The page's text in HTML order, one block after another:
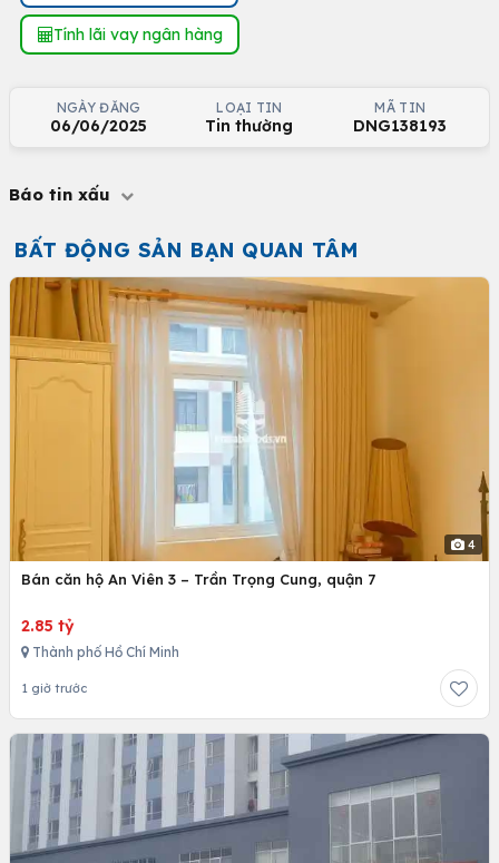
Tính lãi vay ngân hàng
NGÀY ĐĂNG
06/06/2025
LOẠI TIN
Tin thường
MÃ TIN
DNG138193
Báo tin xấu
BẤT ĐỘNG SẢN BẠN QUAN TÂM
4
Bán căn hộ An Viên 3 – Trần Trọng Cung, quận 7
2.85 tỷ
Thành phố Hồ Chí Minh
1 giờ trước